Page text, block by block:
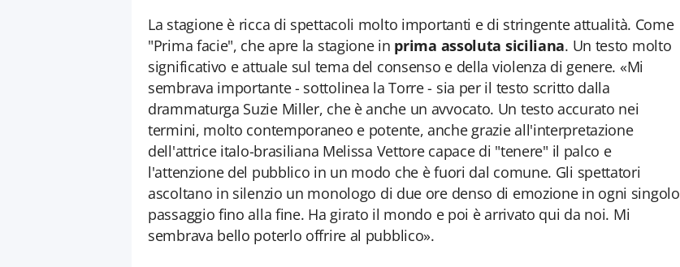
La stagione è ricca di spettacoli molto importanti e di stringente attualità. Come
"Prima facie", che apre la stagione in prima assoluta siciliana. Un testo molto
significativo e attuale sul tema del consenso e della violenza di genere. «Mi
sembrava importante - sottolinea la Torre - sia per il testo scritto dalla
drammaturga Suzie Miller, che è anche un avvocato. Un testo accurato nei
termini, molto contemporaneo e potente, anche grazie all'interpretazione
dell'attrice italo-brasiliana Melissa Vettore capace di "tenere" il palco e
l'attenzione del pubblico in un modo che è fuori dal comune. Gli spettatori
ascoltano in silenzio un monologo di due ore denso di emozione in ogni singolo
passaggio fino alla fine. Ha girato il mondo e poi è arrivato qui da noi. Mi
sembrava bello poterlo offrire al pubblico».